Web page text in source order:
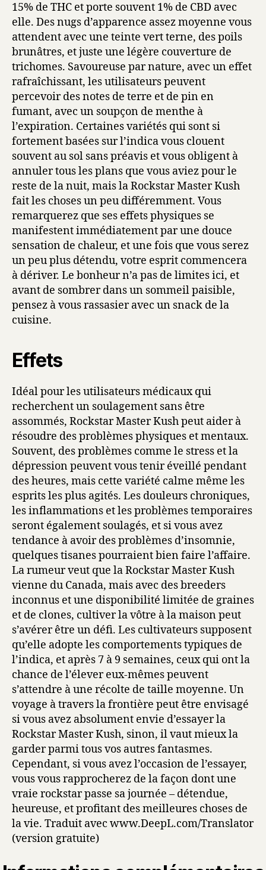
15% de THC et porte souvent 1% de CBD avec
elle. Des nugs d’apparence assez moyenne vous
attendent avec une teinte vert terne, des poils
brunâtres, et juste une légère couverture de
trichomes. Savoureuse par nature, avec un effet
rafraîchissant, les utilisateurs peuvent
percevoir des notes de terre et de pin en
fumant, avec un soupçon de menthe à
l’expiration. Certaines variétés qui sont si
fortement basées sur l’indica vous clouent
souvent au sol sans préavis et vous obligent à
annuler tous les plans que vous aviez pour le
reste de la nuit, mais la Rockstar Master Kush
fait les choses un peu différemment. Vous
remarquerez que ses effets physiques se
manifestent immédiatement par une douce
sensation de chaleur, et une fois que vous serez
un peu plus détendu, votre esprit commencera
à dériver. Le bonheur n’a pas de limites ici, et
avant de sombrer dans un sommeil paisible,
pensez à vous rassasier avec un snack de la
cuisine.
Effets
Idéal pour les utilisateurs médicaux qui
recherchent un soulagement sans être
assommés, Rockstar Master Kush peut aider à
résoudre des problèmes physiques et mentaux.
Souvent, des problèmes comme le stress et la
dépression peuvent vous tenir éveillé pendant
des heures, mais cette variété calme même les
esprits les plus agités. Les douleurs chroniques,
les inflammations et les problèmes temporaires
seront également soulagés, et si vous avez
tendance à avoir des problèmes d’insomnie,
quelques tisanes pourraient bien faire l’affaire.
La rumeur veut que la Rockstar Master Kush
vienne du Canada, mais avec des breeders
inconnus et une disponibilité limitée de graines
et de clones, cultiver la vôtre à la maison peut
s’avérer être un défi. Les cultivateurs supposent
qu’elle adopte les comportements typiques de
l’indica, et après 7 à 9 semaines, ceux qui ont la
chance de l’élever eux-mêmes peuvent
s’attendre à une récolte de taille moyenne. Un
voyage à travers la frontière peut être envisagé
si vous avez absolument envie d’essayer la
Rockstar Master Kush, sinon, il vaut mieux la
garder parmi tous vos autres fantasmes.
Cependant, si vous avez l’occasion de l’essayer,
vous vous rapprocherez de la façon dont une
vraie rockstar passe sa journée – détendue,
heureuse, et profitant des meilleures choses de
la vie. Traduit avec www.DeepL.com/Translator
(version gratuite)